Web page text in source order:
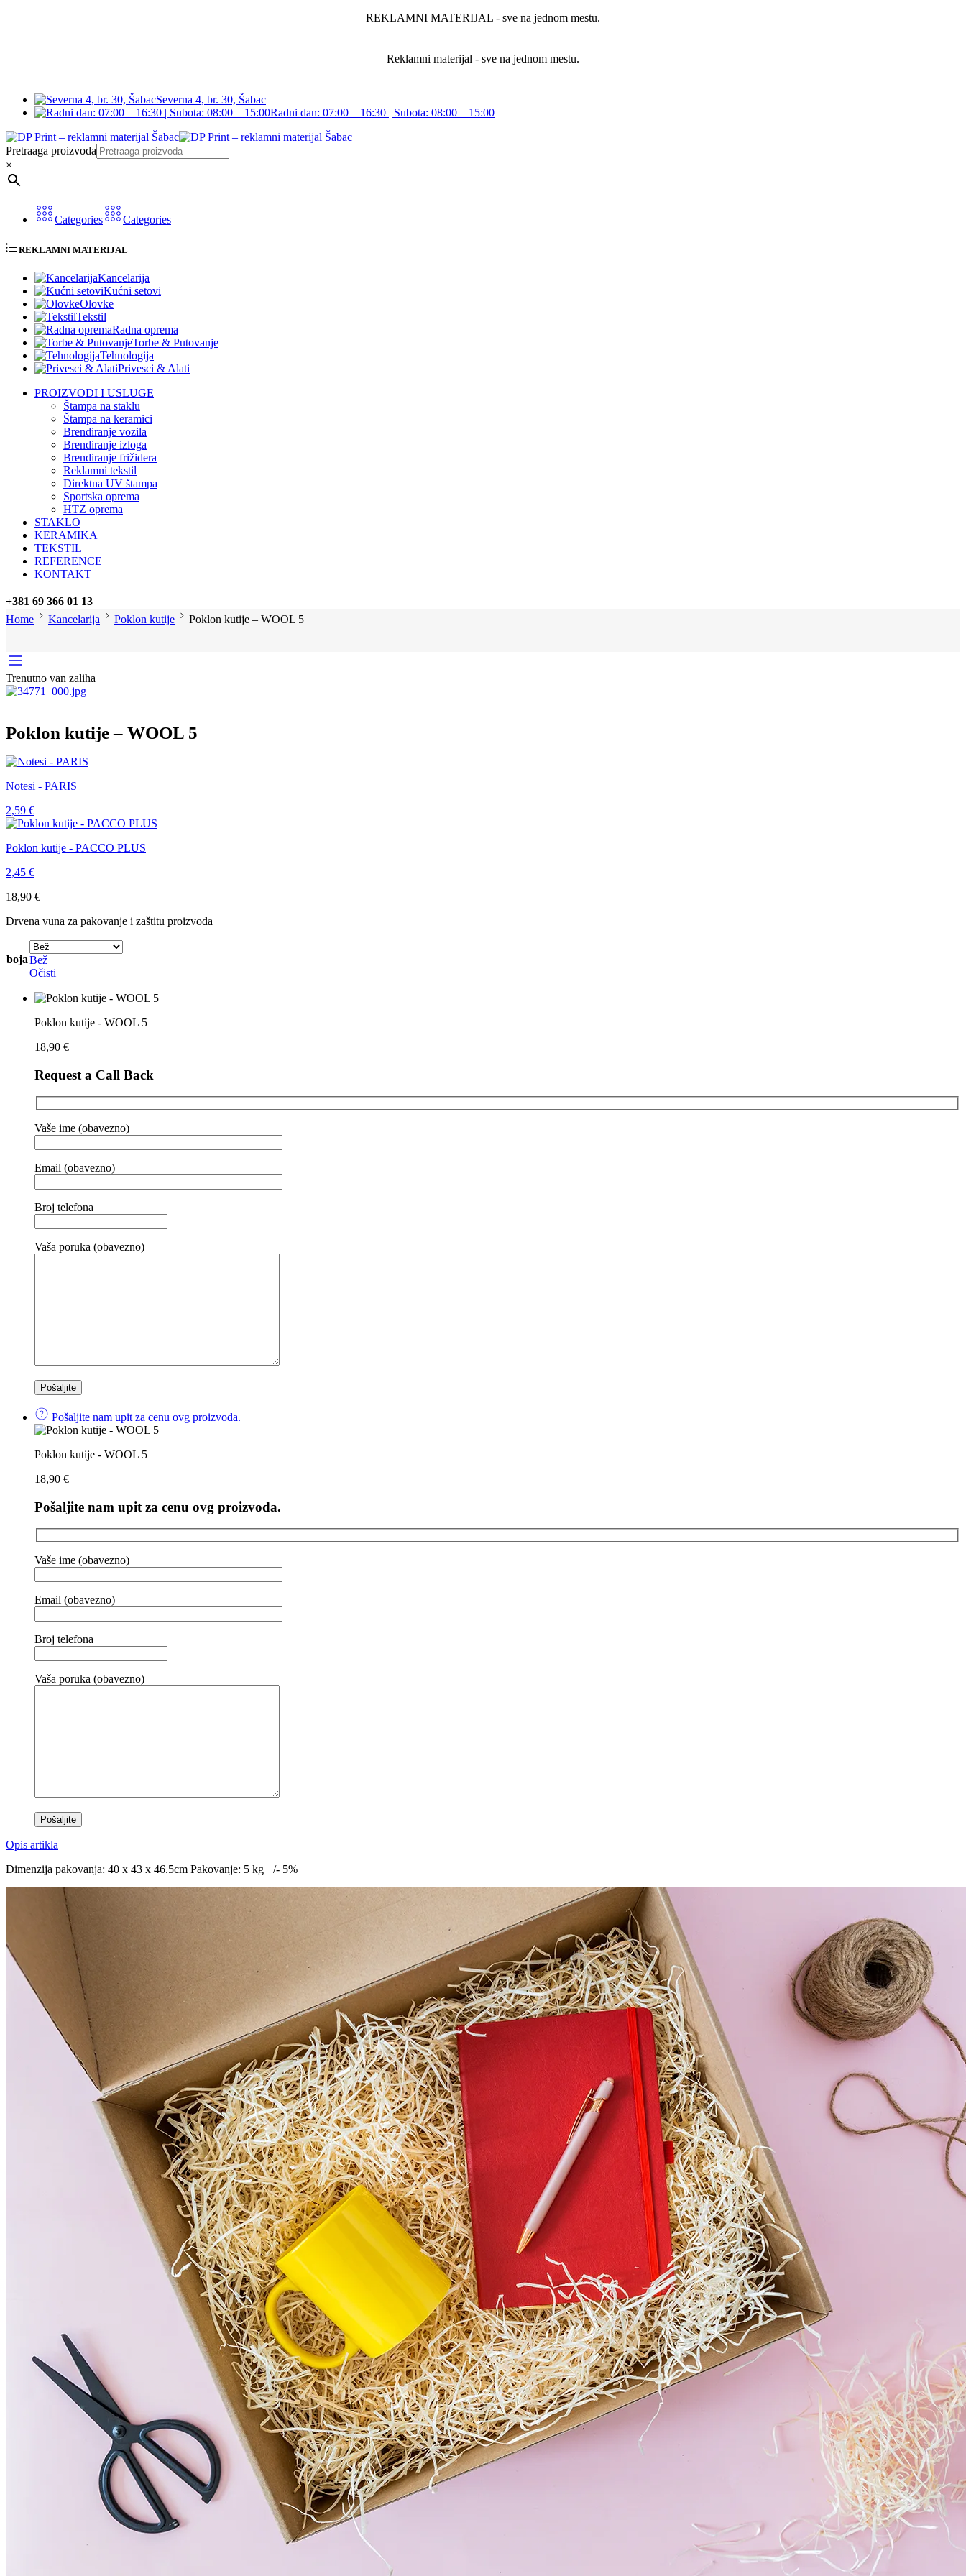
REKLAMNI MATERIJAL - sve na jednom mestu.
Reklamni materijal - sve na jednom mestu.
Severna 4, br. 30, Šabac
Radni dan: 07:00 – 16:30 | Subota: 08:00 – 15:00
Pretraaga proizvoda
×
Categories Categories
REKLAMNI MATERIJAL
Kancelarija
Kućni setovi
Olovke
Tekstil
Radna oprema
Torbe & Putovanje
Tehnologija
Privesci & Alati
PROIZVODI I USLUGE
Štampa na staklu
Štampa na keramici
Brendiranje vozila
Brendiranje izloga
Brendiranje frižidera
Reklamni tekstil
Direktna UV štampa
Sportska oprema
HTZ oprema
STAKLO
KERAMIKA
TEKSTIL
REFERENCE
KONTAKT
+381 69 366 01 13
Home
Kancelarija Poklon kutije Poklon kutije – WOOL 5
Trenutno van zaliha
Poklon kutije – WOOL 5
Notesi - PARIS
2,59 €
Poklon kutije - PACCO PLUS
2,45 €
18,90 €
Drvena vuna za pakovanje i zaštitu proizvoda
bojaBež
Očisti
Poklon kutije - WOOL 5
18,90 €
Request a Call Back
Vaše ime (obavezno)
Email (obavezno)
Broj telefona
Vaša poruka (obavezno)
Pošaljite nam upit za cenu ovg proizvoda.
Poklon kutije - WOOL 5
18,90 €
Pošaljite nam upit za cenu ovg proizvoda.
Vaše ime (obavezno)
Email (obavezno)
Broj telefona
Vaša poruka (obavezno)
Opis artikla
Dimenzija pakovanja: 40 x 43 x 46.5cm Pakovanje: 5 kg +/- 5%